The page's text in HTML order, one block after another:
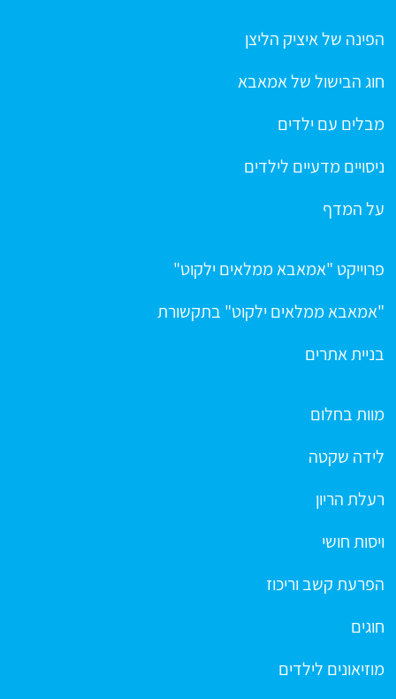
הפינה של איציק הליצן
חוג הבישול של אמאבא
מבלים עם ילדים
ניסויים מדעיים לילדים
על המדף
פרוייקט "אמאבא ממלאים ילקוט"
"אמאבא ממלאים ילקוט" בתקשורת
בניית אתרים
מוות בחלום
לידה שקטה
רעלת הריון
ויסות חושי
הפרעת קשב וריכוז
חוגים
מוזיאונים לילדים